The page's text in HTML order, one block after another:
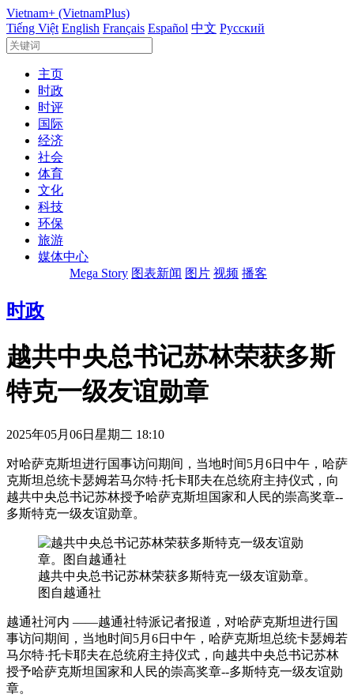
Vietnam+ (VietnamPlus)
Tiếng Việt English Français Español 中文 Русский
主页
时政
时评
国际
经济
社会
体育
文化
科技
环保
旅游
媒体中心
Mega Story 图表新闻 图片 视频 播客
时政
越共中央总书记苏林荣获多斯
特克一级友谊勋章
2025年05月06日星期二 18:10
对哈萨克斯坦进行国事访问期间，当地时间5月6日中午，哈萨
克斯坦总统卡瑟姆若马尔特·托卡耶夫在总统府主持仪式，向
越共中央总书记苏林授予哈萨克斯坦国家和人民的崇高奖章--
多斯特克一级友谊勋章。
越共中央总书记苏林荣获多斯特克一级友谊勋章。
图自越通社
越通社河内 ——越通社特派记者报道，对哈萨克斯坦进行国
事访问期间，当地时间5月6日中午，哈萨克斯坦总统卡瑟姆若
马尔特·托卡耶夫在总统府主持仪式，向越共中央总书记苏林
授予哈萨克斯坦国家和人民的崇高奖章--多斯特克一级友谊勋
章。